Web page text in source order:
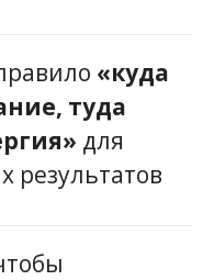
«куда
туда
для
результатов